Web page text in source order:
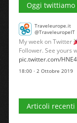
Oggi
Traveleurope.it
@TraveleuropeIT
My week on Twitter
Follower. See yours
pic.twitter.com/
18:00 · 2 Ottobre 2019
Articoli recenti